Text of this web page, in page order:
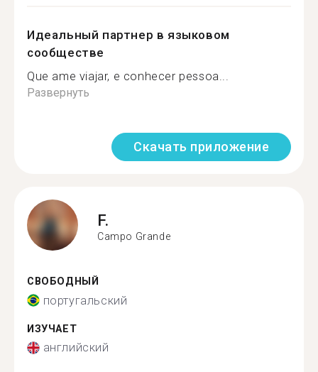
Идеальный партнер в языковом
сообществе
Que ame viajar, e conhecer pessoa...
Развернуть
Скачать приложение
F.
Campo Grande
СВОБОДНЫЙ
португальский
ИЗУЧАЕТ
английский